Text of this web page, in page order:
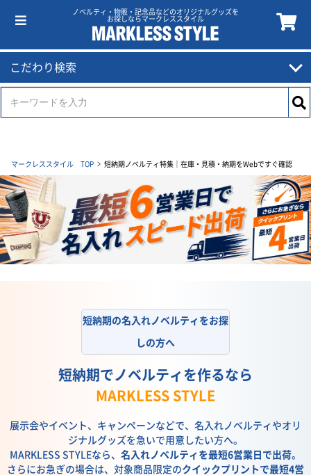
ノベルティ・物販・記念品などのオリジナルグッズを
お探しならマークレススタイル
こだわり検索
マークレススタイル TOP 短納期ノベルティ特集｜在庫・見積・納期をWebですぐ確認
短納期の名入れノベルティをお探
しの方へ
短納期でノベルティを作るなら
MARKLESS STYLE
展示会やイベント、キャンペーンなどで、名入れノベルティやオリ
ジナルグッズを急いで用意したい方へ。
MARKLESS STYLEなら、 名入れノベルティを最短6営業日で出荷。
さらにお急ぎの場合は、 対象商品限定のクイックプリントで最短4営